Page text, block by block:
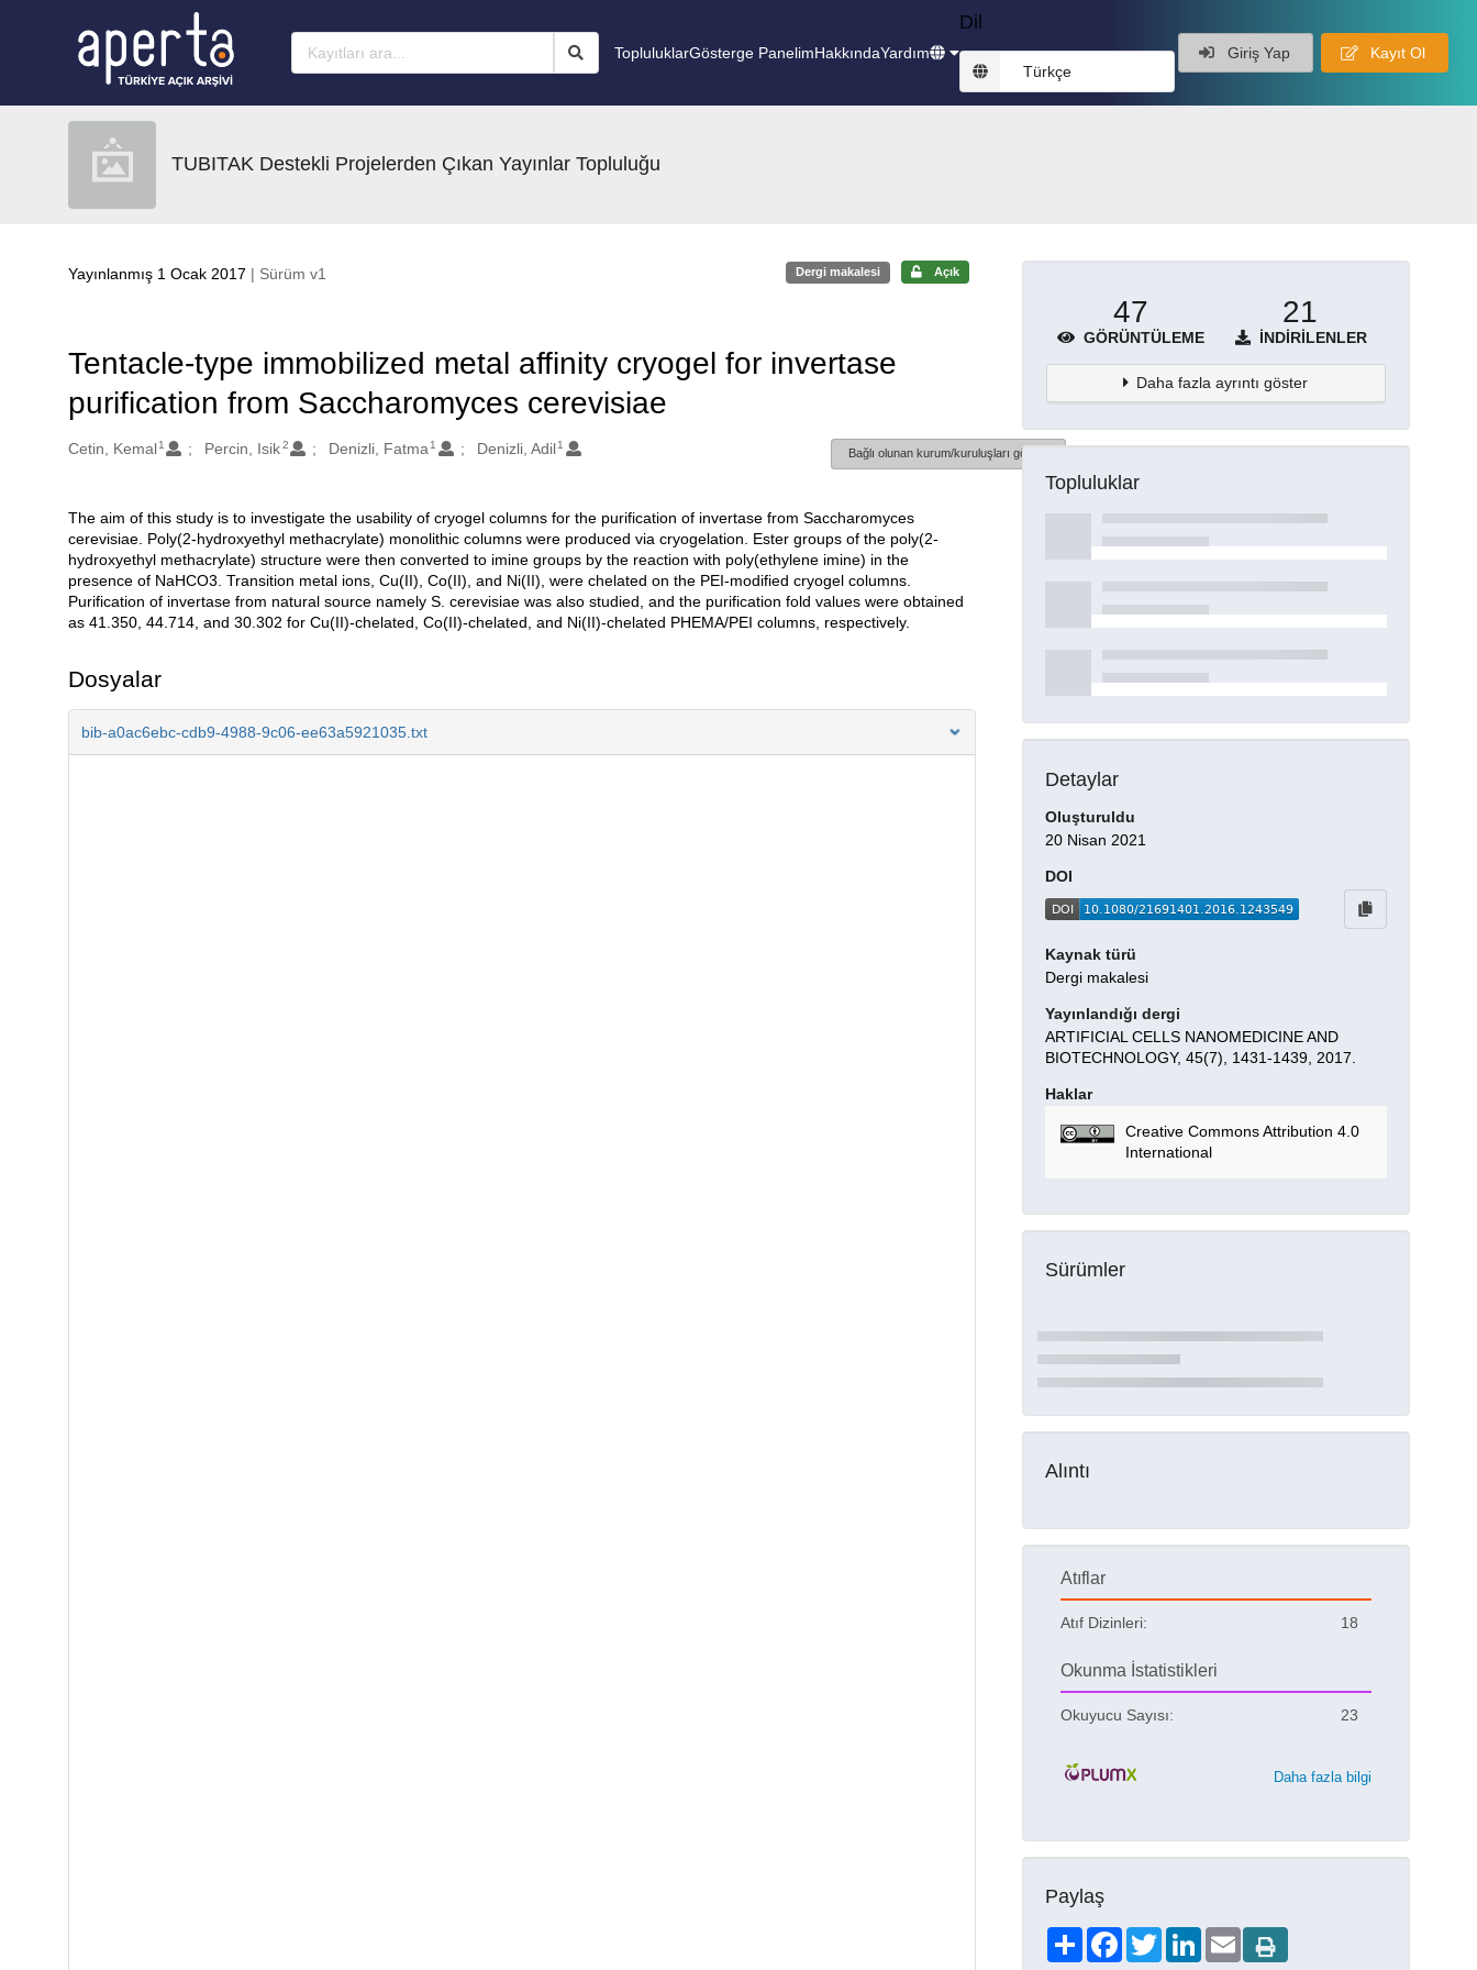
TopluluklarGösterge PanelimHakkındaYardım
Dil
Türkçe
Giriş Yap Kayıt Ol
TUBITAK Destekli Projelerden Çıkan Yayınlar Topluluğu
Yayınlanmış 1 Ocak 2017 | Sürüm v1 Dergi makalesi Açık
Tentacle-type immobilized metal affinity cryogel for invertase
purification from Saccharomyces cerevisiae
Oluşturanlar
Cetin, Kemal 1 Percin, Isik2 Denizli, Fatma 1 Denizli, Adil1
Bağlı olunan kurum/kuruluşları göster
Açıklama
The aim of this study is to investigate the usability of cryogel columns for the purification of invertase from Saccharomyces
cerevisiae. Poly(2-hydroxyethyl methacrylate) monolithic columns were produced via cryogelation. Ester groups of the poly(2-
hydroxyethyl methacrylate) structure were then converted to imine groups by the reaction with poly(ethylene imine) in the
presence of NaHCO3. Transition metal ions, Cu(II), Co(II), and Ni(II), were chelated on the PEI-modified cryogel columns.
Purification of invertase from natural source namely S. cerevisiae was also studied, and the purification fold values were obtained
as 41.350, 44.714, and 30.302 for Cu(II)-chelated, Co(II)-chelated, and Ni(II)-chelated PHEMA/PEI columns, respectively.
Dosyalar
bib-a0ac6ebc-cdb9-4988-9c06-ee63a5921035.txt
47
GÖRÜNTÜLEME
21
İNDIRILENLER
Daha fazla ayrıntı göster
Topluluklar
Detaylar
Oluşturuldu
20 Nisan 2021
DOI
Kaynak türü
Dergi makalesi
Yayınlandığı dergi
ARTIFICIAL CELLS NANOMEDICINE AND
BIOTECHNOLOGY, 45(7), 1431-1439, 2017.
Haklar
Creative Commons Attribution 4.0
International
Sürümler
Alıntı
Atıflar
Atıf Dizinleri: 18
Okunma İstatistikleri
Okuyucu Sayısı: 23
Daha fazla bilgi
Paylaş
ShareFacebookTwitterLinkedIn
Email